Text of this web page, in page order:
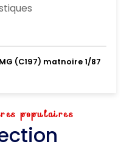
(C197) matnoire 1/87
populaires